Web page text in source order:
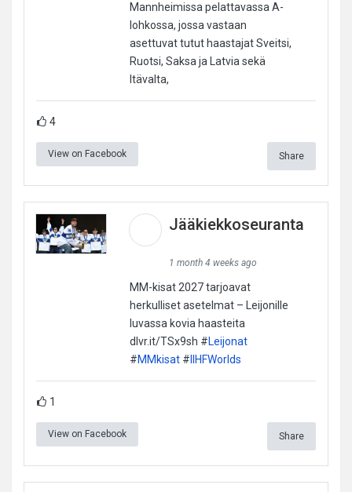
Mannheimissa pelattavassa A-
lohkossa, jossa vastaan
asettuvat tutut haastajat Sveitsi,
Ruotsi, Saksa ja Latvia sekä
Itävalta,
4
View on Facebook Share
Jääkiekkoseuranta
1 month 4 weeks ago
MM-kisat 2027 tarjoavat
herkulliset asetelmat – Leijonille
luvassa kovia haasteita
dlvr.it/TSx9sh #Leijonat
#MMkisat# IIHFWorlds
1
View on Facebook Share